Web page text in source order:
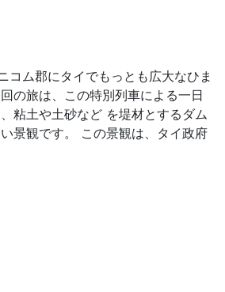
ム郡にタイでもっとも広大なひま
の旅は、この特別列車による一日
粘土や土砂など を堤材とするダム
景観です。 この景観は、タイ政府